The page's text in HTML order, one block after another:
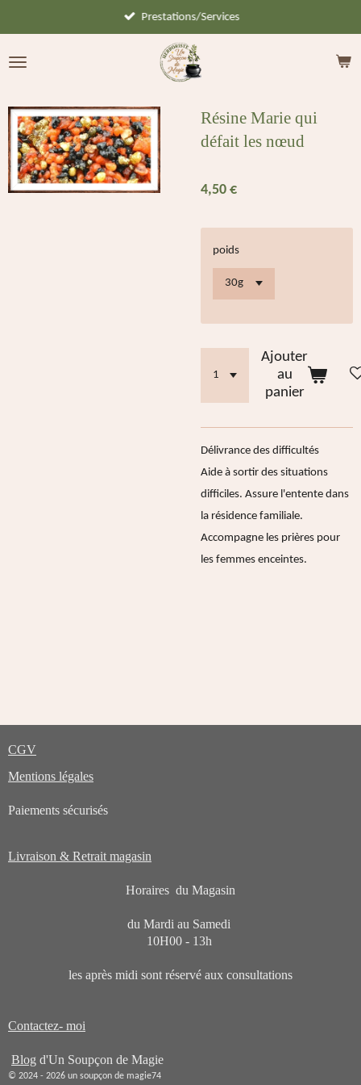
contenu
Prestations/Services
Résine Marie qui
défait les nœud
4,50 €
poids
Ajouter
au
panier
Délivrance des difficultés
Aide à sortir des situations
difficiles. Assure l'entente dans
la résidence familiale.
Accompagne les prières pour
les femmes enceintes.
CGV
Mentions légales
Paiements sécurisés
Livraison & Retrait magasin
Horaires du Magasin
du Mardi au Samedi
10H00 - 13h
les après midi sont réservé aux consultations
Contactez- moi
Blog d'Un Soupçon de Magie
© 2024 - 2026 un soupçon de magie74